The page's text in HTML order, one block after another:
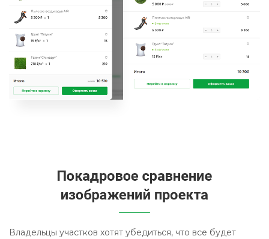
Владельцы участков хотят убедиться, что все будет